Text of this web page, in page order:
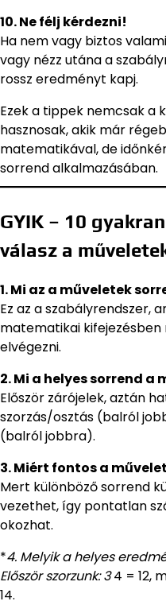
10. Ne félj kérdezni!
Ha nem vagy biztos
vagy nézz utána a
rossz eredményt kapj.
Ezek a tippek nemcsak a
hasznosak, akik már
matematikával, de
sorrend alkalmazásában.
GYIK – 10
válasz a
1. Mi az a műveletek
Ez az a szabályrendszer,
matematikai
elvégezni.
2. Mi a helyes sorrend a
Először zárójelek, aztán
szorzás/osztás (balról
(balról jobbra).
3. Miért fontos a
Mert különböző sorrend
vezethet, így pontatlan
okozhat.
*4. Melyik a helyes
Először szorzunk: 34 = 12,
14.